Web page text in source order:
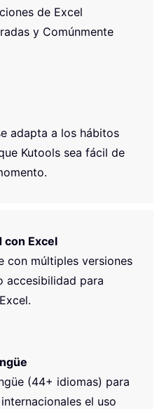
de Excel
y Comúnmente
adapta a los hábitos
Kutools sea fácil de
con Excel
con múltiples versiones
accesibilidad para
(44+ idiomas) para
el uso